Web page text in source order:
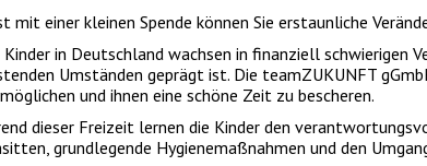
mit einer kleinen Spende können Sie erstaunliche
Kinder in Deutschland wachsen in finanziell schwierigen
Umständen geprägt ist. Die teamZUKUNFT
und ihnen eine schöne Zeit zu bescheren.
dieser Freizeit lernen die Kinder den
grundlegende Hygienemaßnahmen und den